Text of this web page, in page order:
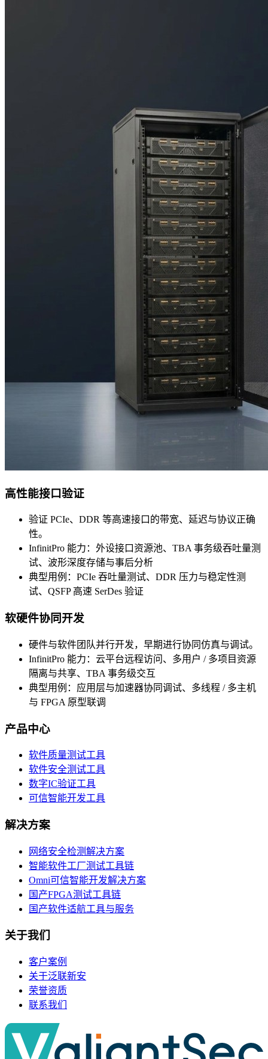
高性能接口验证
验证 PCIe、DDR 等高速接口的带宽、延迟与协议正确
性。
InfinitPro 能力：外设接口资源池、TBA 事务级吞吐量测
试、波形深度存储与事后分析
典型用例：PCIe 吞吐量测试、DDR 压力与稳定性测
试、QSFP 高速 SerDes 验证
软硬件协同开发
硬件与软件团队并行开发，早期进行协同仿真与调试。
InfinitPro 能力：云平台远程访问、多用户 / 多项目资源
隔离与共享、TBA 事务级交互
典型用例：应用层与加速器协同调试、多线程 / 多主机
与 FPGA 原型联调
产品中心
软件质量测试工具
软件安全测试工具
数字IC验证工具
可信智能开发工具
解决方案
网络安全检测解决方案
智能软件工厂测试工具链
Omni可信智能开发解决方案
国产FPGA测试工具链
国产软件适航工具与服务
关于我们
客户案例
关于泛联新安
荣誉资质
联系我们